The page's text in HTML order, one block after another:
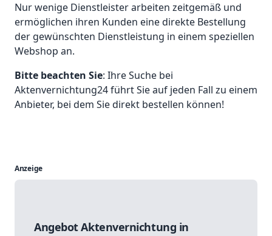
Nur wenige Dienstleister arbeiten zeitgemäß und
ermöglichen ihren Kunden eine direkte Bestellung
der gewünschten Dienstleistung in einem speziellen
Webshop an.
Bitte beachten Sie: Ihre Suche bei
Aktenvernichtung24 führt Sie auf jeden Fall zu einem
Anbieter, bei dem Sie direkt bestellen können!
Anzeige
Angebot Aktenvernichtung in